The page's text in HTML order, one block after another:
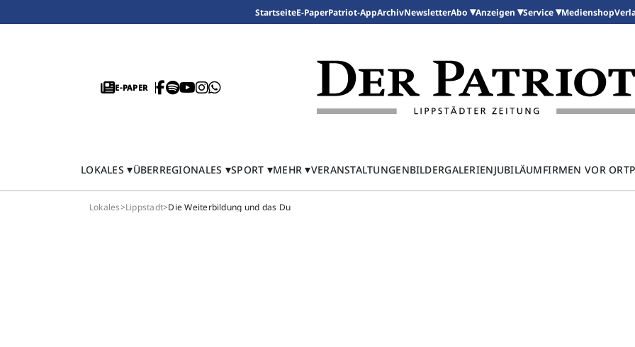
StartseiteE-PaperPatriot-AppArchivNewsletterAbo Anzeigen Service Medienshop
E-PAPER
LOKALES ÜBERREGIONALES SPORT MEHR VERANSTALTUNGENBILDERGALERIENJUBILÄUMFIRMEN VOR ORT
Lokales>Lippstadt>Die Weiterbildung und das Du